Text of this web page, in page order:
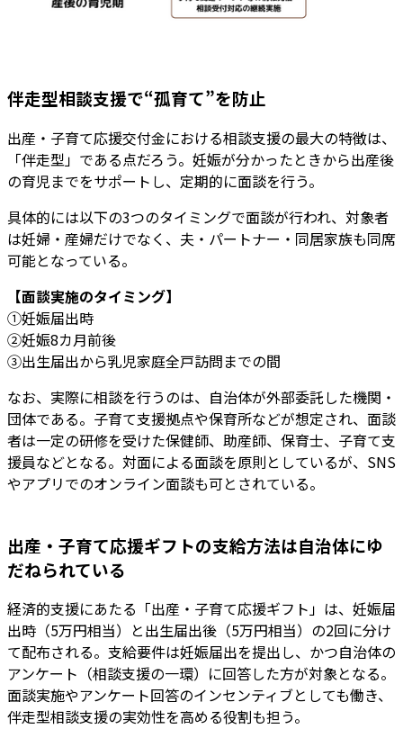
伴走型相談支援で“孤育て”を防止
出産・子育て応援交付金における相談支援の最大の特徴は、
「伴走型」である点だろう。妊娠が分かったときから出産後
の育児までをサポートし、定期的に面談を行う。
具体的には以下の3つのタイミングで面談が行われ、対象者
は妊婦・産婦だけでなく、夫・パートナー・同居家族も同席
可能となっている。
【面談実施のタイミング】
①妊娠届出時
②妊娠8カ月前後
③出生届出から乳児家庭全戸訪問までの間
なお、実際に相談を行うのは、自治体が外部委託した機関・
団体である。子育て支援拠点や保育所などが想定され、面談
者は一定の研修を受けた保健師、助産師、保育士、子育て支
援員などとなる。対面による面談を原則としているが、SNS
やアプリでのオンライン面談も可とされている。
出産・子育て応援ギフトの支給方法は自治体にゆ
だねられている
経済的支援にあたる「出産・子育て応援ギフト」は、妊娠届
出時（5万円相当）と出生届出後（5万円相当）の2回に分け
て配布される。支給要件は妊娠届出を提出し、かつ自治体の
アンケート（相談支援の一環）に回答した方が対象となる。
面談実施やアンケート回答のインセンティブとしても働き、
伴走型相談支援の実効性を高める役割も担う。